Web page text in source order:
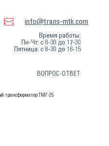
info@trans-mtk.com
Время работы:
Пн-Чт: с 8-30 до 17-30
Пятница: с 8-30 до 16-15
ВОПРОС-ОТВЕТ
трансформатор ТМГ-25